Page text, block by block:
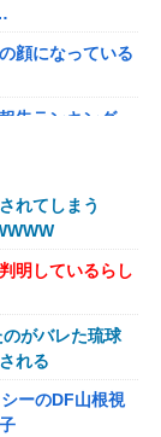
顔になっている
告ランキング、
しまくる
してるんだけ
です 第411話
を1500円で販
防署を訪れた
れてしまう
明しているらし
のがバレた琉球
れる
ーのDF山根視